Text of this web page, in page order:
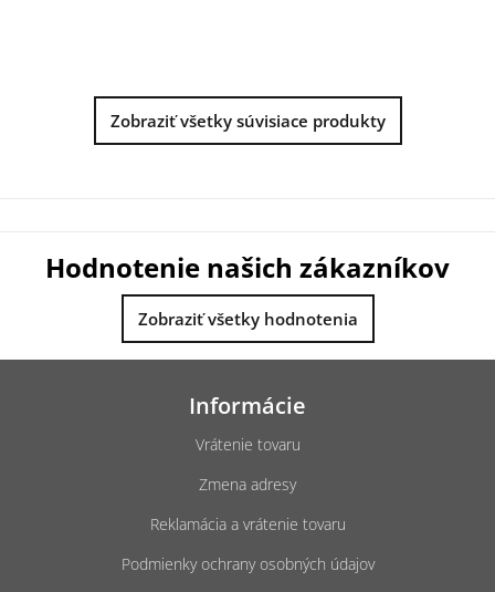
Zobraziť všetky súvisiace produkty
Hodnotenie našich zákazníkov
Zobraziť všetky hodnotenia
Informácie
Vrátenie tovaru
Zmena adresy
Reklamácia a vrátenie tovaru
Podmienky ochrany osobných údajov